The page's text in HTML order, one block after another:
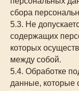
сбора
5.3. Не
содержащих
которых
между собой.
5.4. Обработке
данные, которые